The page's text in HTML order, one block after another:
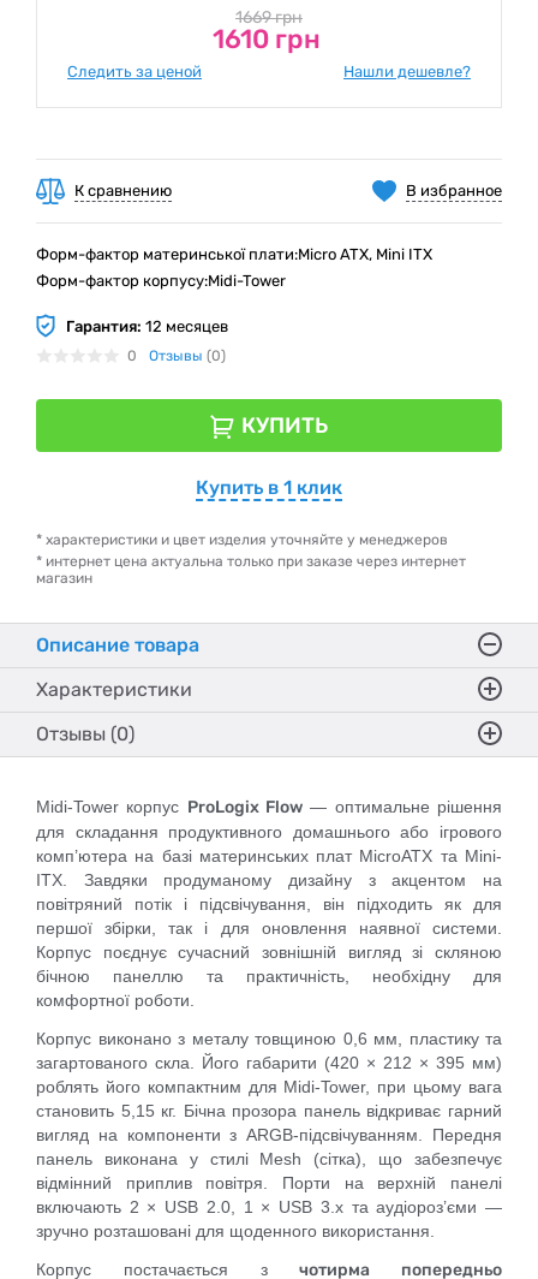
1669 грн
1610 грн
Следить за ценой Нашли дешевле?
В избранное
К сравнению
Форм-фактор материнської плати:Micro ATX, Mini ITX
Форм-фактор корпусу:Midi-Tower
Гарантия: 12 месяцев
0 Отзывы (0)
КУПИТЬ
Купить в 1 клик
* характеристики и цвет изделия уточняйте у менеджеров
* интернет цена актуальна только при заказе через интернет
магазин
Описание товара
Характеристики
Отзывы (0)
Midi-Tower корпус ProLogix Flow — оптимальне рішення
для складання продуктивного домашнього або ігрового
комп’ютера на базі материнських плат MicroATX та Mini-
ITX. Завдяки продуманому дизайну з акцентом на
повітряний потік і підсвічування, він підходить як для
першої збірки, так і для оновлення наявної системи.
Корпус поєднує сучасний зовнішній вигляд зі скляною
бічною панеллю та практичність, необхідну для
комфортної роботи.
Корпус виконано з металу товщиною 0,6 мм, пластику та
загартованого скла. Його габарити (420 × 212 × 395 мм)
роблять його компактним для Midi-Tower, при цьому вага
становить 5,15 кг. Бічна прозора панель відкриває гарний
вигляд на компоненти з ARGB-підсвічуванням. Передня
панель виконана у стилі Mesh (сітка), що забезпечує
відмінний приплив повітря. Порти на верхній панелі
включають 2 × USB 2.0, 1 × USB 3.x та аудіороз’єми —
зручно розташовані для щоденного використання.
Корпус постачається зчотирма попередньо